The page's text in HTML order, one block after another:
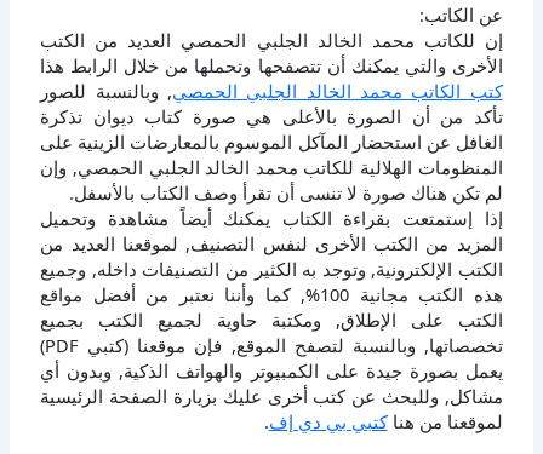
عن الكاتب:
إن للكاتب محمد الخالد الجلبي الحمصي العديد من الكتب
الأخرى والتي يمكنك أن تتصفحها وتحملها من خلال الرابط هذا
كتب الكاتب محمد الخالد الجلبي الحمصي, وبالنسبة للصور
تأكد من أن الصورة بالأعلى هي صورة كتاب ديوان تذكرة
الغافل عن استحضار المآكل الموسوم بالمعارضات الزينية على
المنظومات الهلالية للكاتب محمد الخالد الجلبي الحمصي, وإن
لم تكن هناك صورة لا تنسى أن تقرأ وصف الكتاب بالأسفل.
إذا إستمتعت بقراءة الكتاب يمكنك أيضاً مشاهدة وتحميل
المزيد من الكتب الأخرى لنفس التصنيف, لموقعنا العديد من
الكتب الإلكترونية, وتوجد به الكثير من التصنيفات داخله, وجميع
هذه الكتب مجانية 100%, كما وأننا نعتبر من أفضل مواقع
الكتب على الإطلاق, ومكتبة حاوية لجميع الكتب بجميع
تخصصاتها, وبالنسبة لتصفح الموقع, فإن موقعنا (كتبي PDF)
يعمل بصورة جيدة على الكمبيوتر والهواتف الذكية, وبدون أي
مشاكل, وللبحث عن كتب أخرى عليك بزيارة الصفحة الرئيسية
لموقعنا من هناكتبي بي دي إف.